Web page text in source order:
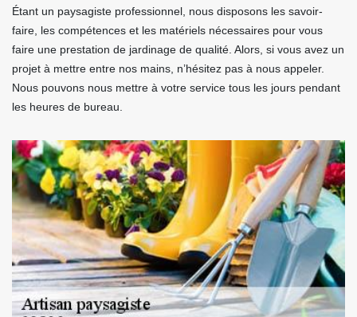
Étant un paysagiste professionnel, nous disposons les savoir-
faire, les compétences et les matériels nécessaires pour vous
faire une prestation de jardinage de qualité. Alors, si vous avez un
projet à mettre entre nos mains, n’hésitez pas à nous appeler.
Nous pouvons nous mettre à votre service tous les jours pendant
les heures de bureau.